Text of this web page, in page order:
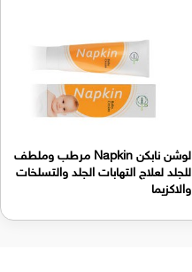
لوشن نابكن Napkin مرطب وملطف
للجلد لعلاج التهابات الجلد والتسلخات
والاكزيما